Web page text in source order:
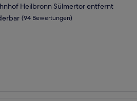
Heilbronn Sülmertor entfernt
(94 Bewertungen)